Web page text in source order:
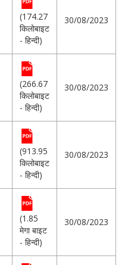
(174.27
किलोबाइट
- हिन्दी)
30/08/2023
(266.67
किलोबाइट
- हिन्दी)
30/08/2023
(913.95
किलोबाइट
- हिन्दी)
30/08/2023
(1.85
मेगा बाइट
- हिन्दी)
30/08/2023